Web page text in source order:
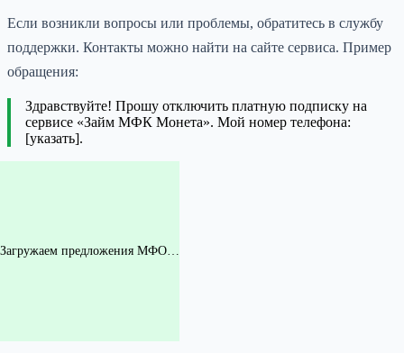
Если возникли вопросы или проблемы, обратитесь в службу
поддержки. Контакты можно найти на сайте сервиса. Пример
обращения:
Здравствуйте! Прошу отключить платную подписку на
сервисе «Займ МФК Монета». Мой номер телефона:
[указать].
Загружаем предложения МФО…